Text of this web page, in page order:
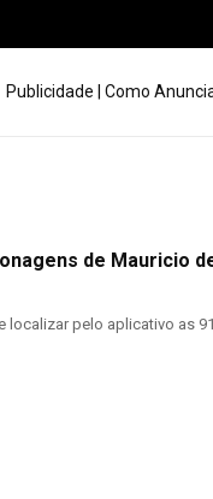
Publicidade | Como
de Mauricio
localizar pelo aplicativo as